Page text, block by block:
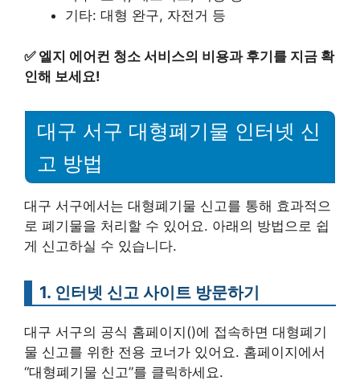
기타: 대형 완구, 자전거 등
✅ 엘지 에어컨 청소 서비스의 비용과 후기를 지금 확
인해 보세요!
대구 서구 대형폐기물 인터넷 신
고 방법
대구 서구에서는 대형폐기물 신고를 통해 효과적으
로 폐기물을 처리할 수 있어요. 아래의 방법으로 쉽
게 신고하실 수 있습니다.
1. 인터넷 신고 사이트 방문하기
대구 서구의 공식 홈페이지()에 접속하면 대형폐기
물 신고를 위한 전용 코너가 있어요. 홈페이지에서
“대형폐기물 신고”를 클릭하세요.